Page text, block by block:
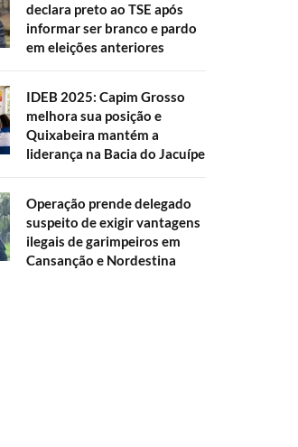
declara preto ao TSE após
informar ser branco e pardo
em eleições anteriores
IDEB 2025: Capim Grosso
melhora sua posição e
Quixabeira mantém a
liderança na Bacia do Jacuípe
Operação prende delegado
suspeito de exigir vantagens
ilegais de garimpeiros em
Cansanção e Nordestina